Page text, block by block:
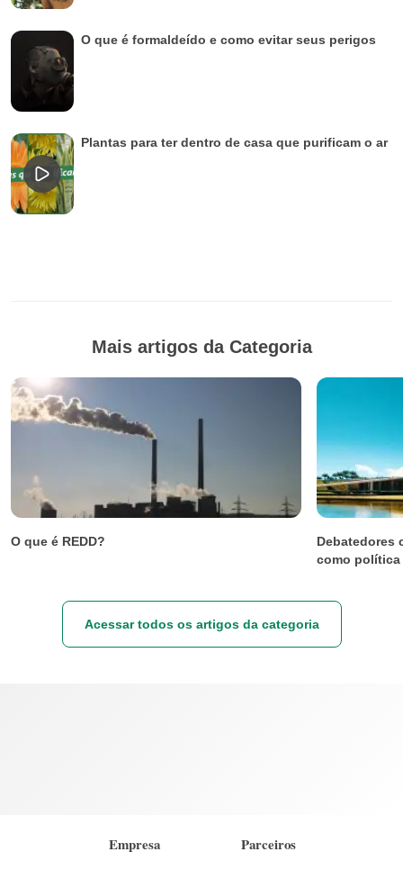
O que é formaldeído e como evitar seus perigos
Plantas para ter dentro de casa que purificam o ar
Mais artigos da Categoria
O que é REDD?
Debatedores
como política
Acessar todos os artigos da categoria
Empresa Parceiros